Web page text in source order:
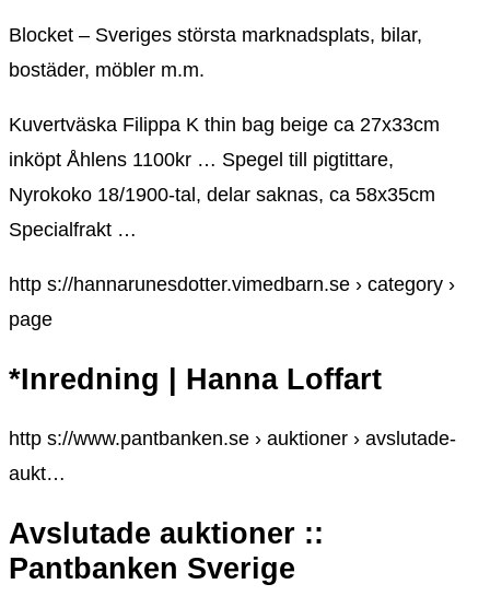
Blocket – Sveriges största marknadsplats, bilar,
bostäder, möbler m.m.
Kuvertväska Filippa K thin bag beige ca 27x33cm
inköpt Åhlens 1100kr … Spegel till pigtittare,
Nyrokoko 18/1900-tal, delar saknas, ca 58x35cm
Specialfrakt …
http s://hannarunesdotter.vimedbarn.se › category ›
page
*Inredning | Hanna Loffart
http s://www.pantbanken.se › auktioner › avslutade-
aukt…
Avslutade auktioner ::
Pantbanken Sverige